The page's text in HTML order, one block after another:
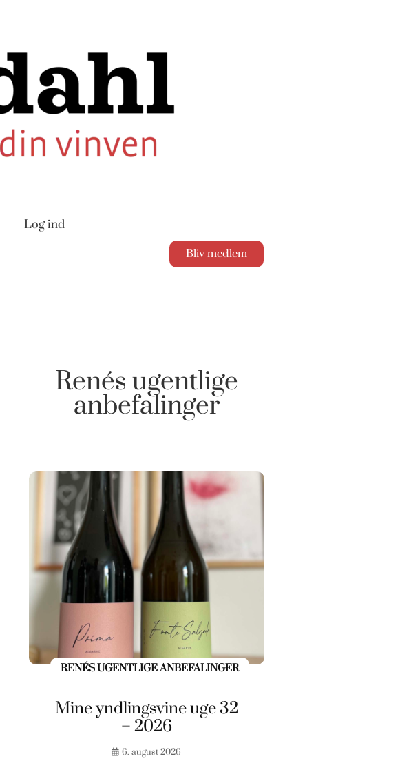
Log ind
Bliv medlem
Renés ugentlige
anbefalinger
RENÉS UGENTLIGE ANBEFALINGER
Mine yndlingsvine uge 32
– 2026
6. august 2026